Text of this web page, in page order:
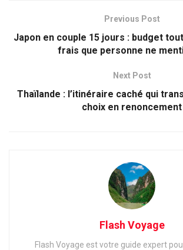
Previous Post
Japon en couple 15 jours : budget
frais que personne ne
Next Post
Thaïlande : l’itinéraire caché qui
choix en renoncement
Flash Voyage
Flash Voyage est votre guide expert